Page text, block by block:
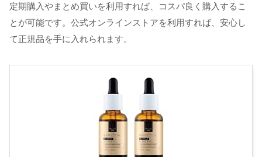
定期購入やまとめ買いを利用すれば、コスパ良く購入するこ
とが可能です。公式オンラインストアを利用すれば、安心し
て正規品を手に入れられます。